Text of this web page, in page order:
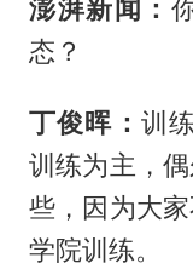
澎湃新闻：
态？
丁俊晖： 训
训练为主，
些，因为大
学院训练。